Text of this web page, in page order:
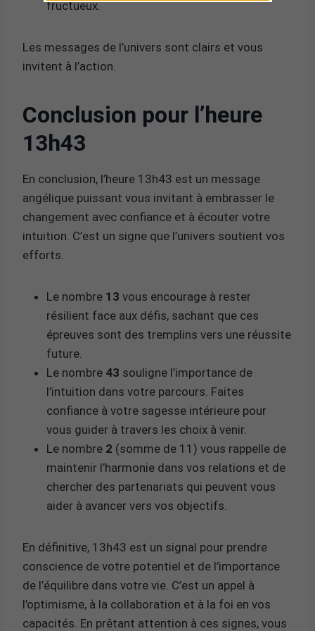
fructueux.
Les messages de l’univers sont clairs et vous
invitent à l’action.
Conclusion pour l’heure
13h43
En conclusion, l’heure 13h43 est un message
angélique puissant vous invitant à embrasser le
changement avec confiance et à écouter votre
intuition. C’est un signe que l’univers soutient vos
efforts.
Le nombre 13 vous encourage à rester
résilient face aux défis, sachant que ces
épreuves sont des tremplins vers une réussite
future.
Le nombre 43 souligne l’importance de
l’intuition dans votre parcours. Faites
confiance à votre sagesse intérieure pour
vous guider à travers les choix à venir.
Le nombre 2 (somme de 11) vous rappelle de
maintenir l’harmonie dans vos relations et de
chercher des partenariats qui peuvent vous
aider à avancer vers vos objectifs.
En définitive, 13h43 est un signal pour prendre
conscience de votre potentiel et de l’importance
de l’équilibre dans votre vie. C’est un appel à
l’optimisme, à la collaboration et à la foi en vos
capacités. En prêtant attention à ces signes, vous